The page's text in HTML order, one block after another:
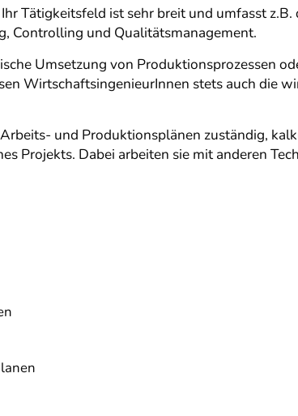
Tätigkeitsfeld ist sehr breit und umfasst
Controlling und Qualitätsmanagement.
Umsetzung von Produktionsprozessen
WirtschaftsingenieurInnen stets auch die
und Produktionsplänen zuständig,
Projekts. Dabei arbeiten sie mit anderen